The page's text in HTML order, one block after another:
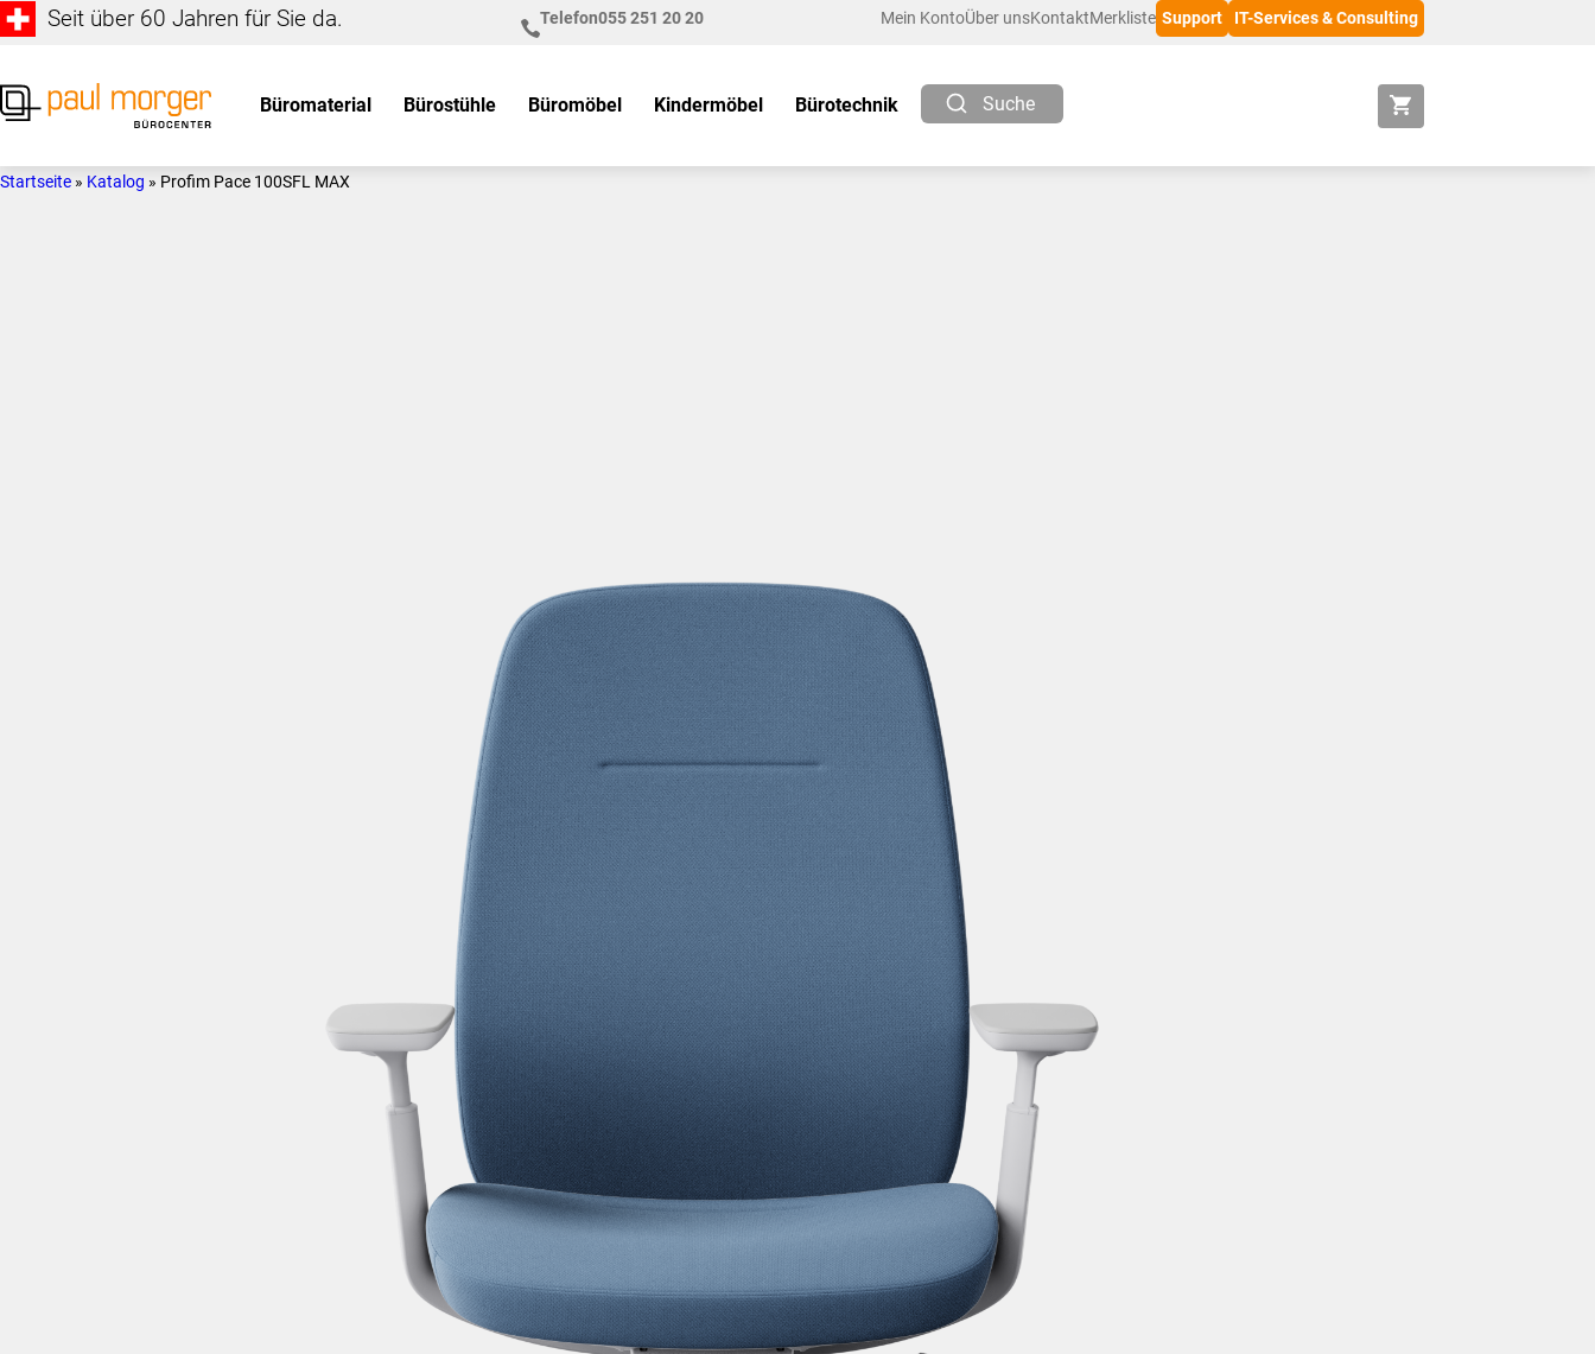
Zur
springen
Skip
main
Seit über 60 Jahren für Sie da. Telefon055 251 20 20 Mein KontoÜber unsKontaktMerkliste Support IT-Services & Consulting
Morger
individuell
Büromaterial Bürostühle Büromöbel Kindermöbel Bürotechnik Suche
Startseite » Katalog » Profim Pace 100SFL MAX